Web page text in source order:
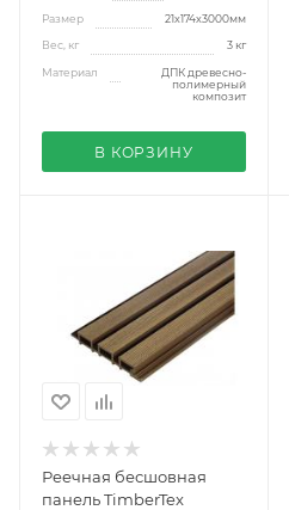
Размер 21x174x3000мм
Вес, кг 3 кг
Материал
ДПК древесно-
полимерный
композит
В КОРЗИНУ
Реечная бесшовная
панель TimberTex